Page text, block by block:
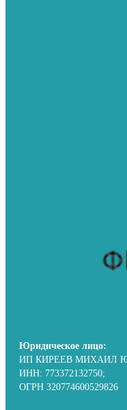
Юридическое лицо:
ИП КИРЕЕВ МИХАИЛ
ИНН: 773372132750;
ОГРН 320774600529826